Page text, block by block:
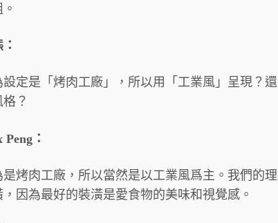
設定是「烤肉工廠」，所以用「工業風」呈現？
？
Peng：
是烤肉工廠，所以當然是以工業風爲主。我們的
，因為最好的裝潢是愛食物的美味和視覺感。